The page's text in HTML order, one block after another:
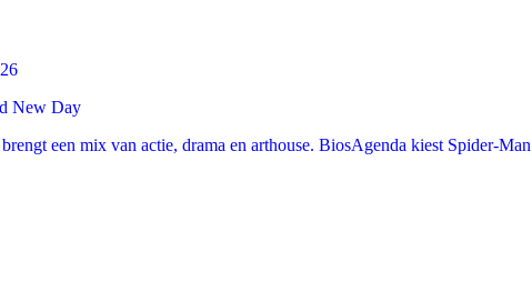
New Day
een mix van actie, drama en arthouse. BiosAgenda kiest Spider-